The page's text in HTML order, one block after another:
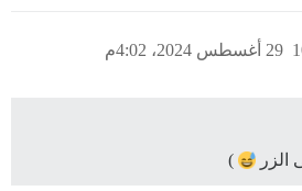
29 أغسطس 2024، 4:02م
)